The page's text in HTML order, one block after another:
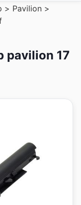
> Pavilion >
pavilion 17